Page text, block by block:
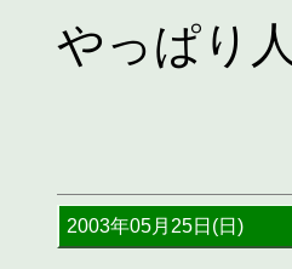
やっぱり
2003年05月25日(日)